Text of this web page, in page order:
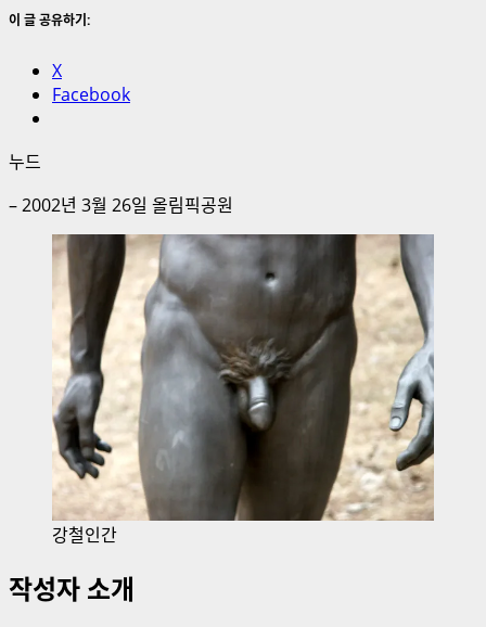
이 글 공유하기:
X
Facebook
누드
– 2002년 3월 26일 올림픽공원
강철인간
작성자 소개